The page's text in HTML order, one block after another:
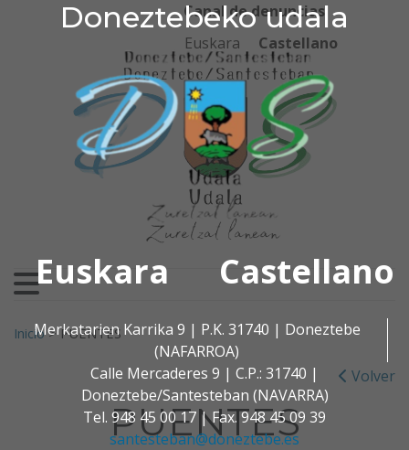
Doneztebeko udala
Euskara Castellano
Merkatarien Karrika 9 | P.K. 31740 | Doneztebe
(NAFARROA)
Calle Mercaderes 9 | C.P.: 31740 |
Doneztebe/Santesteban (NAVARRA)
Tel. 948 45 00 17 | Fax. 948 45 09 39
santesteban@doneztebe.es
Ir al contenido
Doneztebeko udala
Canal de denuncias
Euskara
Castellano
Buscar:
Inicio>PUENTES
Volver
PUENTES